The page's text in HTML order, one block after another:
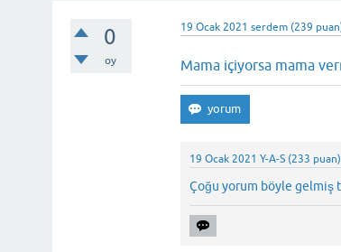
0
oy
19 Ocak 2021 serdem (239
Mama içiyorsa mama
19 Ocak 2021 Y-A-S (233 puan)
Çoğu yorum böyle gelmiş